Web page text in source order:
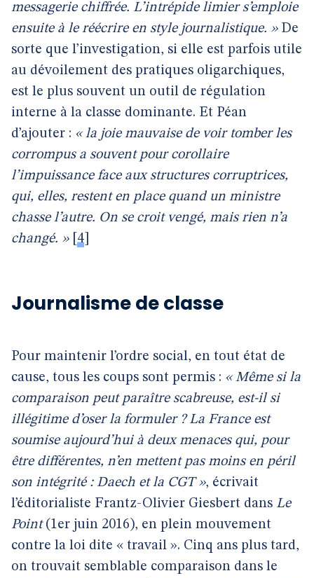
messagerie chiffrée. L’intrépide limier s’emploie
ensuite à le réécrire en style journalistique. »De
sorte que l’investigation, si elle est parfois utile
au dévoilement des pratiques oligarchiques,
est le plus souvent un outil de régulation
interne à la classe dominante. Et Péan
d’ajouter : « la joie mauvaise de voir tomber les
corrompus a souvent pour corollaire
l’impuissance face aux structures corruptrices,
qui, elles, restent en place quand un ministre
chasse l’autre. On se croit vengé, mais rien n’a
changé. »[ 4
Journalisme de classe
Pour maintenir l’ordre social, en tout état de
cause, tous les coups sont permis : « Même si la
comparaison peut paraître scabreuse, est-il si
illégitime d’oser la formuler ? La France est
soumise aujourd’hui à deux menaces qui, pour
être différentes, n’en mettent pas moins en péril
son intégrité : Daech et la CGT », écrivait
l’éditorialiste Frantz-Olivier Giesbert dans Le
Point(1er juin 2016), en plein mouvement
contre la loi dite « travail ». Cinq ans plus tard,
on trouvait semblable comparaison dans le